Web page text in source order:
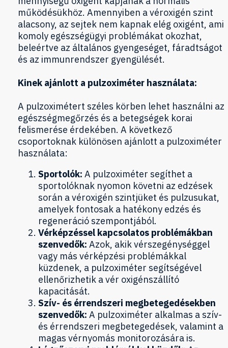
működésükhöz. Amennyiben a véroxigén szint
alacsony, az sejtek nem kapnak elég oxigént, ami
komoly egészségügyi problémákat okozhat,
beleértve az általános gyengeséget, fáradtságot
és az immunrendszer gyengülését.
Kinek ajánlott a pulzoximéter használata:
A pulzoximétert széles körben lehet használni az
egészségmegőrzés és a betegségek korai
felismerése érdekében. A következő
csoportoknak különösen ajánlott a pulzoximéter
használata:
Sportolók: A pulzoximéter segíthet a
sportolóknak nyomon követni az edzések
során a véroxigén szintjüket és pulzusukat,
amelyek fontosak a hatékony edzés és
regeneráció szempontjából.
Vérképzéssel kapcsolatos problémákban
szenvedők: Azok, akik vérszegénységgel
vagy más vérképzési problémákkal
küzdenek, a pulzoximéter segítségével
ellenőrizhetik a vér oxigénszállító
kapacitását.
Szív- és érrendszeri megbetegedésekben
szenvedők: A pulzoximéter alkalmas a szív-
és érrendszeri megbetegedések, valamint a
magas vérnyomás monitorozására is.